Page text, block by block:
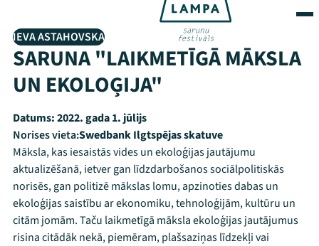
IEVA ASTAHOVSKA
SARUNA "LAIKMETĪGĀ MĀKSLA
UN EKOLOĢIJA"
Datums:2022. gada 1. jūlijs
Norises vieta:Swedbank Ilgtspējas skatuve
Māksla, kas iesaistās vides un ekoloģijas jautājumu
aktualizēšanā, ietver gan līdzdarbošanos sociālpolitiskās
norisēs, gan politizē mākslas lomu, apzinoties dabas un
ekoloģijas saistību ar ekonomiku, tehnoloģijām, kultūru un
citām jomām. Taču laikmetīgā māksla ekoloģijas jautājumus
risina citādāk nekā, piemēram, plašsaziņas līdzekļi vai